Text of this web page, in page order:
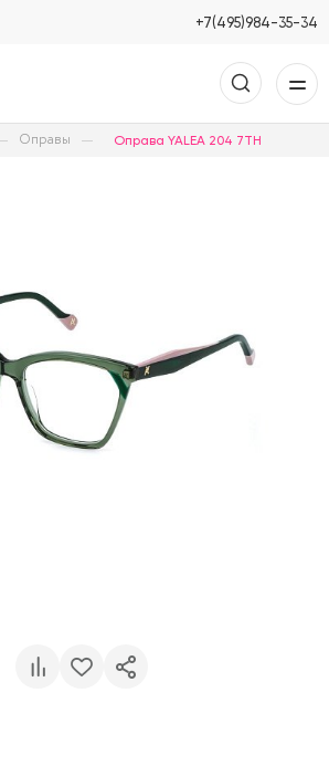
+7(495)984-35-34
Оправы Оправа YALEA 204 7TH